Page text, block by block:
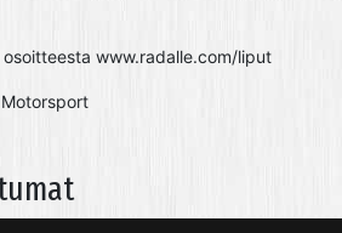
www.radalle.com/liput